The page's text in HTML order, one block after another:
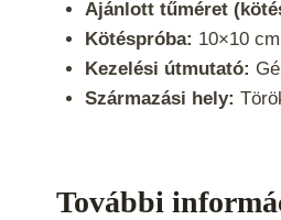
Ajánlott tűméret
Kötéspróba: 10×10
Kezelési útmutató:
Származási hely:
További